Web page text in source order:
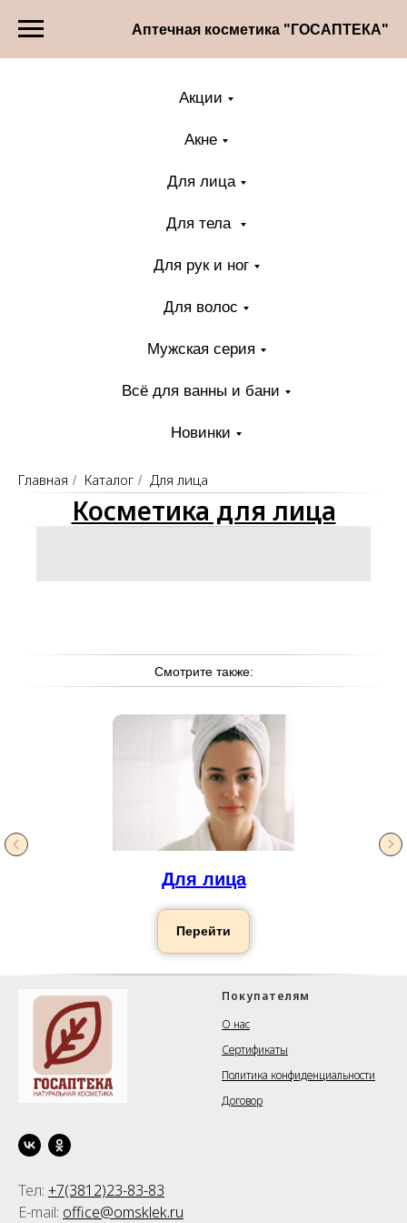
Аптечная косметика "ГОСАПТЕКА"
Акции
Акне
Для лица
Для тела
Для рук и ног
Для волос
Мужская серия
Всё для ванны и бани
Новинки
Главная / Каталог / Для лица
Косметика для лица
Смотрите также:
Для лица
Перейти
Тел: +7(3812)23-83-83
E-mail: office@omsklek.ru
Покупателям
О нас
Сертификаты
Политика конфиденциальности
Договор